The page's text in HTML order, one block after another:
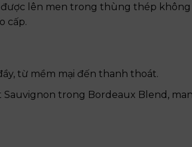
lên men trong thùng thép
cấp.
từ mềm mại đến thanh thoát.
trong Bordeaux Blend,